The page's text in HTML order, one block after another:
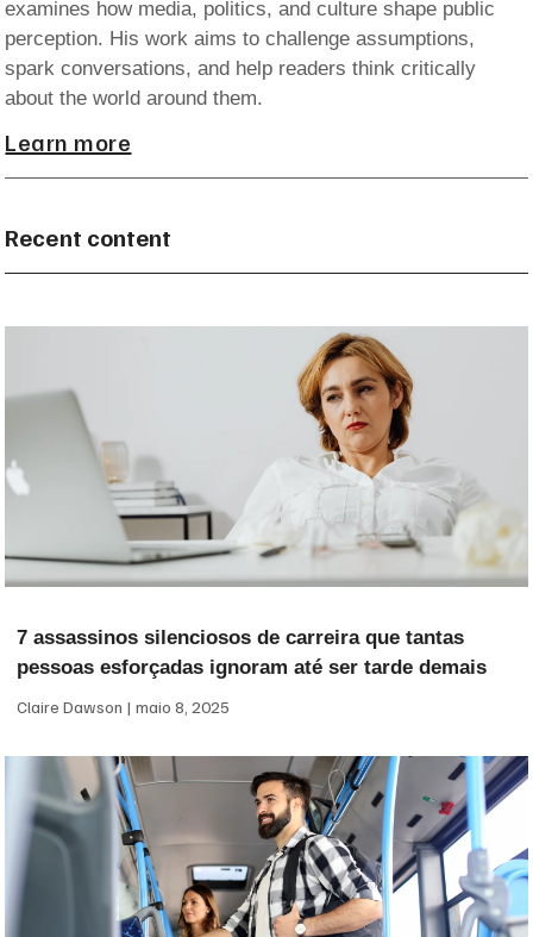
examines how media, politics, and culture shape public
perception. His work aims to challenge assumptions,
spark conversations, and help readers think critically
about the world around them.
Learn more
Recent content
7 assassinos silenciosos de carreira que tantas
pessoas esforçadas ignoram até ser tarde demais
Claire Dawson maio 8, 2025